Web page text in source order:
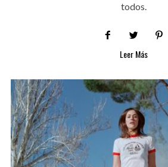
todos.
Leer Más